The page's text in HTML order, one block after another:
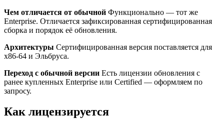
Чем отличается от обычной Функционально — тот же
Enterprise. Отличается зафиксированная сертифицированная
сборка и порядок её обновления.
Архитектуры Сертифицированная версия поставляется для
x86-64 и Эльбруса.
Переход с обычной версии Есть лицензии обновления с
ранее купленных Enterprise или Certified — оформляем по
запросу.
Как лицензируется